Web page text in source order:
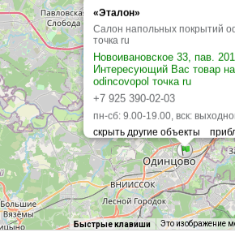
«Эталон»
Салон напольных покрытий
точка ru
Новоивановское 33, пав. 201
Интересующий Вас товар
odincovopol точка ru
+7 925 390-02-03
пн-сб: 9.00-19.00, вск:
Быстрые клавиши Это изображение